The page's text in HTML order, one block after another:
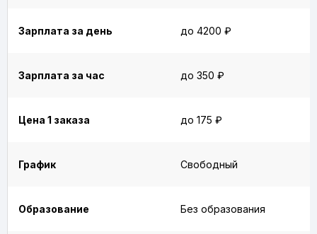
Зарплата за день до 4200 ₽
Зарплата за час до 350 ₽
Цена 1 заказа до 175 ₽
График Свободный
Образование Без образования